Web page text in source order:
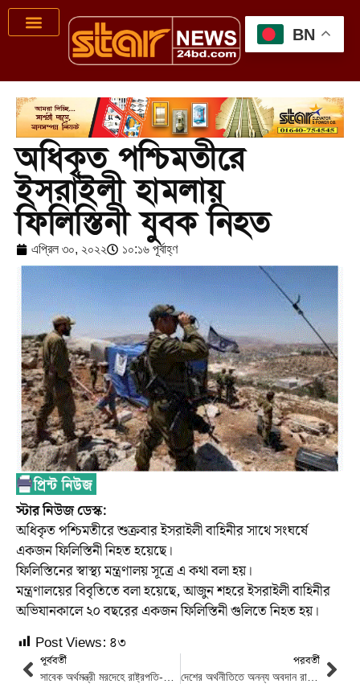
অধিকৃত পশ্চিমতীরে
ইসরাইলী হামলায়
ফিলিস্তিনী যুবক নিহত
এপ্রিল ৩০, ২০২২ ১০:১৬ পূর্বাহ্ণ
স্টার নিউজ ডেস্ক:
অধিকৃত পশ্চিমতীরে শুক্রবার ইসরাইলী বাহিনীর সাথে সংঘর্ষে
একজন ফিলিস্তিনী নিহত হয়েছে।
ফিলিস্তিনের স্বাস্থ্য মন্ত্রণালয় সূত্রে এ কথা বলা হয়।
মন্ত্রণালয়ের বিবৃতিতে বলা হয়েছে, আজুন শহরে ইসরাইলী বাহিনীর
অভিযানকালে ২০ বছরের একজন ফিলিস্তিনী গুলিতে নিহত হয়।
Post Views: ৪৩
পূর্ববর্তী পরবর্তী
দেশের অর্থনীতিতে অনন্য অবদান রাখা একজন প্রাজ্ঞপ্রাণের প্রস্থান : তথ্যমন্ত্রী
BN